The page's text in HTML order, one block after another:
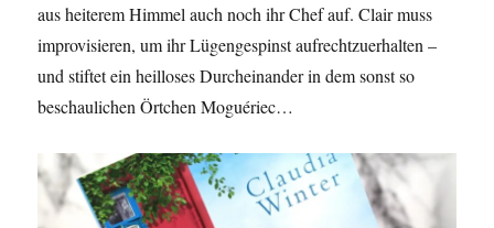
aus heiterem Himmel auch noch ihr Chef auf. Clair muss
improvisieren, um ihr Lügengespinst aufrechtzuerhalten –
und stiftet ein heilloses Durcheinander in dem sonst so
beschaulichen Örtchen Moguériec…